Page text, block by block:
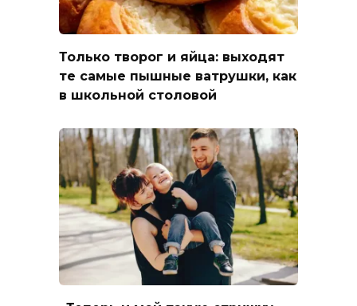
Только творог и яйца: выходят
те самые пышные ватрушки, как
в школьной столовой